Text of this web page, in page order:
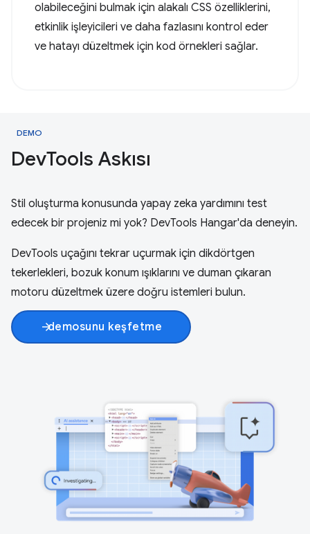
olabileceğini bulmak için alakalı CSS özelliklerini,
etkinlik işleyicileri ve daha fazlasını kontrol eder
ve hatayı düzeltmek için kod örnekleri sağlar.
DEMO
DevTools Askısı
Stil oluşturma konusunda yapay zeka yardımını test
edecek bir projeniz mi yok? DevTools Hangar'da deneyin.
DevTools uçağını tekrar uçurmak için dikdörtgen
tekerlekleri, bozuk konum ışıklarını ve duman çıkaran
motoru düzeltmek üzere doğru istemleri bulun.
arrow_forward
demosunu keşfetme